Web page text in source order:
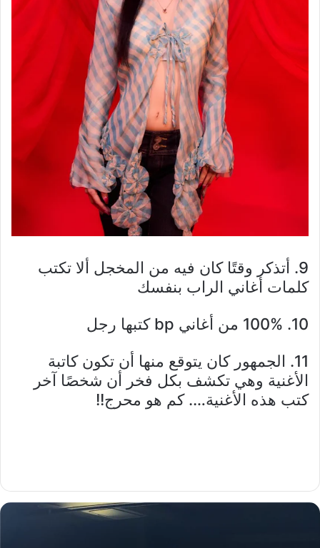
9. أتذكر وقتًا كان فيه من المخجل ألا تكتب
كلمات أغاني الراب بنفسك
10. 100% من أغاني bp كتبها رجل
11. الجمهور كان يتوقع منها أن تكون كاتبة
الأغنية وهي تكشف بكل فخر أن شخصًا آخر
كتب هذه الأغنية…. كم هو محرج!!